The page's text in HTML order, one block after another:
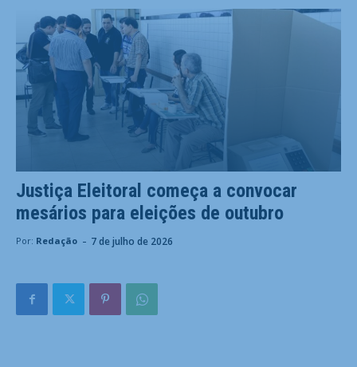
Justiça Eleitoral começa a convocar
mesários para eleições de outubro
Por: Redação - 7 de julho de 2026